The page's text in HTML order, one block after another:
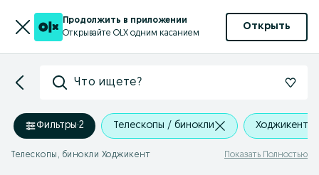
Продолжить в приложении
Открывайте OLX одним касанием
Открыть
Что ищете?
Фильтры·2 Телескопы / бинокли Ходжикент
Телескопы, бинокли Ходжикент Показать Полностью